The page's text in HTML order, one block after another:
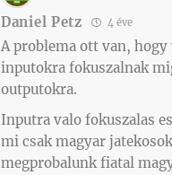
Daniel Petz 4 éve
A problema ott van,
inputokra fokuszalnak
outputokra.
Inputra valo fokuszalas
mi csak magyar
megprobalunk fiatal